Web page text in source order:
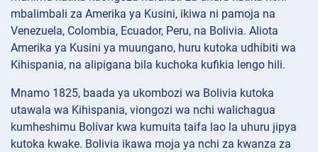
mbalimbali za Amerika ya Kusini, ikiwa ni pamoja na
Venezuela, Colombia, Ecuador, Peru, na Bolivia. Aliota
Amerika ya Kusini ya muungano, huru kutoka udhibiti wa
Kihispania, na alipigana bila kuchoka kufikia lengo hili.
Mnamo 1825, baada ya ukombozi wa Bolivia kutoka
utawala wa Kihispania, viongozi wa nchi walichagua
kumheshimu Bolívar kwa kumuita taifa lao la uhuru jipya
kutoka kwake. Bolivia ikawa moja ya nchi za kwanza za